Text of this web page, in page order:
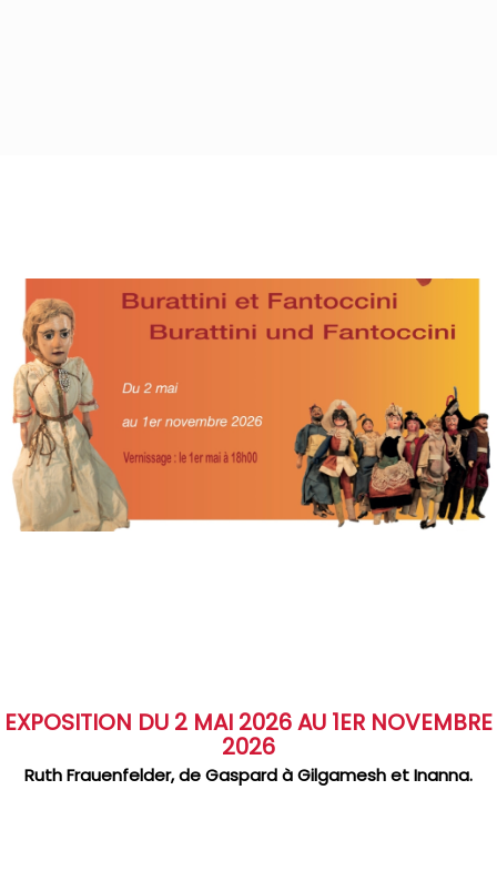
EXPOSITION DU 2 MAI 2026 AU 1ER NOVEMBRE
2026
Ruth Frauenfelder, de Gaspard à Gilgamesh et Inanna.